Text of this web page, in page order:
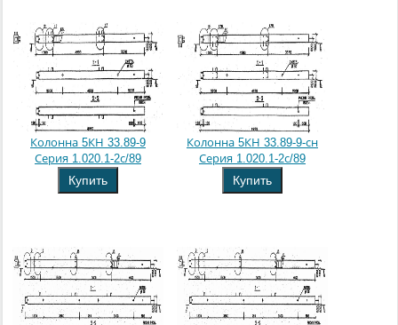
Колонна 5КН 33.89-9
Серия 1.020.1-2с/89
Купить
Колонна 5КН 33.89-9-сн
Серия 1.020.1-2с/89
Купить